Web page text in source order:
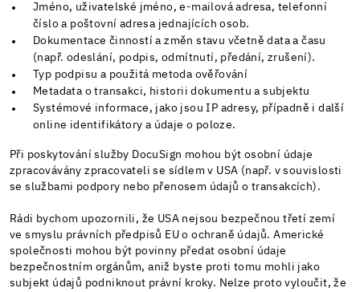
Jméno, uživatelské jméno, e-mailová adresa, telefonní
číslo a poštovní adresa jednajících osob.
Dokumentace činností a změn stavu včetně data a času
(např. odeslání, podpis, odmítnutí, předání, zrušení).
Typ podpisu a použitá metoda ověřování
Metadata o transakci, historii dokumentu a subjektu
Systémové informace, jako jsou IP adresy, případně i další
online identifikátory a údaje o poloze.
Při poskytování služby DocuSign mohou být osobní údaje
zpracovávány zpracovateli se sídlem v USA (např. v souvislosti
se službami podpory nebo přenosem údajů o transakcích).
Rádi bychom upozornili, že USA nejsou bezpečnou třetí zemí
ve smyslu právních předpisů EU o ochraně údajů. Americké
společnosti mohou být povinny předat osobní údaje
bezpečnostním orgánům, aniž byste proti tomu mohli jako
subjekt údajů podniknout právní kroky. Nelze proto vyloučit, že